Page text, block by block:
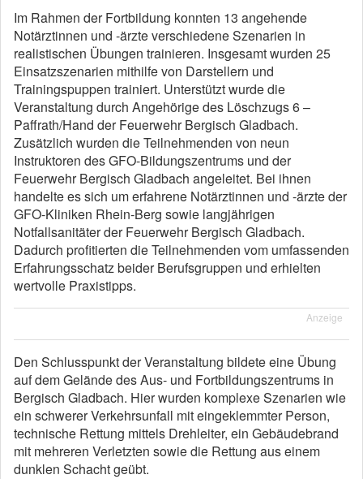
Im Rahmen der Fortbildung konnten 13 angehende
Notärztinnen und -ärzte verschiedene Szenarien in
realistischen Übungen trainieren. Insgesamt wurden 25
Einsatzszenarien mithilfe von Darstellern und
Trainingspuppen trainiert. Unterstützt wurde die
Veranstaltung durch Angehörige des Löschzugs 6 –
Paffrath/Hand der Feuerwehr Bergisch Gladbach.
Zusätzlich wurden die Teilnehmenden von neun
Instruktoren des GFO-Bildungszentrums und der
Feuerwehr Bergisch Gladbach angeleitet. Bei ihnen
handelte es sich um erfahrene Notärztinnen und -ärzte der
GFO-Kliniken Rhein-Berg sowie langjährigen
Notfallsanitäter der Feuerwehr Bergisch Gladbach.
Dadurch profitierten die Teilnehmenden vom umfassenden
Erfahrungsschatz beider Berufsgruppen und erhielten
wertvolle Praxistipps.
Anzeige
Den Schlusspunkt der Veranstaltung bildete eine Übung
auf dem Gelände des Aus- und Fortbildungszentrums in
Bergisch Gladbach. Hier wurden komplexe Szenarien wie
ein schwerer Verkehrsunfall mit eingeklemmter Person,
technische Rettung mittels Drehleiter, ein Gebäudebrand
mit mehreren Verletzten sowie die Rettung aus einem
dunklen Schacht geübt.